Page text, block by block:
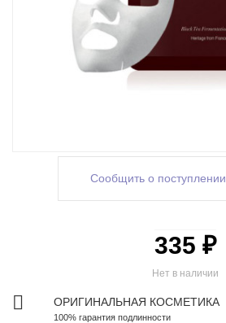
Сообщить о поступлении
Нет в наличии
335 ₽
ОРИГИНАЛЬНАЯ КОСМЕТИКА
100% гарантия подлинности